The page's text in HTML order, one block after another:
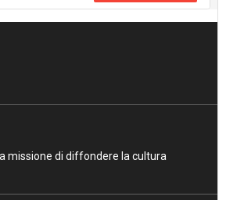
missione di diffondere la cultura